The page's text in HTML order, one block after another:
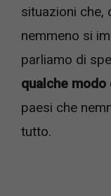
situazioni che,
nemmeno si
parliamo di
qualche
paesi che
tutto.